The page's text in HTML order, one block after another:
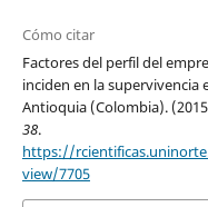
Cómo citar
Factores del perfil del
inciden en la supervivencia
Antioquia (Colombia).
38.
https://
view/7705